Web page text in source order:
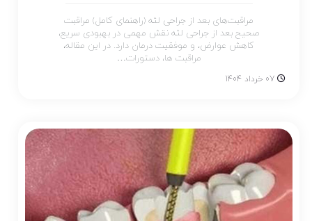
مراقبت‌های بعد از جراحی لثه (راهنمای کامل) مراقبت
صحیح بعد از جراحی لثه نقش مهمی در بهبودی سریع،
کاهش عوارض، و موفقیت درمان دارد. در این مقاله،
مراقبت ها، دستورات…
07 خرداد 1404